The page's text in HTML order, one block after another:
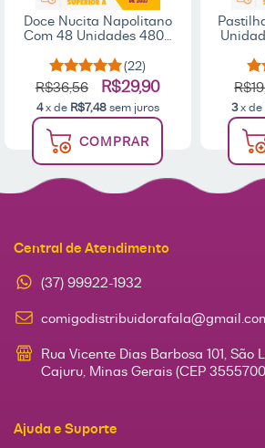
Doce Nucita Napolitano
Com 48 Unidades 480g
(22)
R$36,56 R$29,90
4x de R$7,48sem juros
COMPRAR
3x de
Central de Atendimento
(37) 99922-1932
Rua Vicente Dias Barbosa 101, São
Cajuru, Minas Gerais (CEP
Ajuda e Suporte